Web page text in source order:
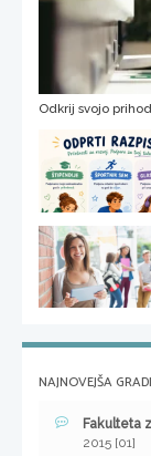
Odkrij svojo
NAJNOVEJŠA
Fakulteta
2015 [01]